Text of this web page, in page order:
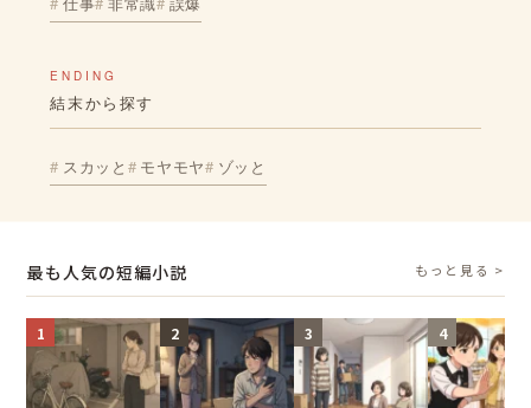
ENDING
結末から探す
スカッと モヤモヤ ゾッと
最も人気の短編小説 もっと見る >
1 2 3 4